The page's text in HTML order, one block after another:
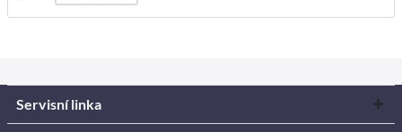
Servisní linka